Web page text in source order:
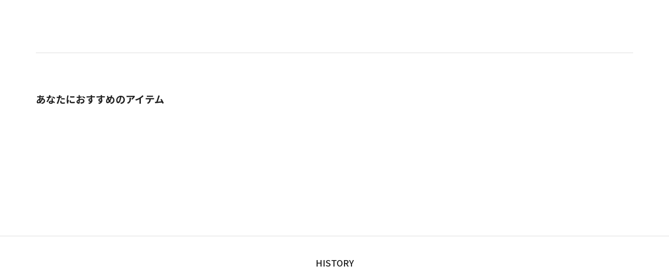
あなたにおすすめのアイテム
HISTORY